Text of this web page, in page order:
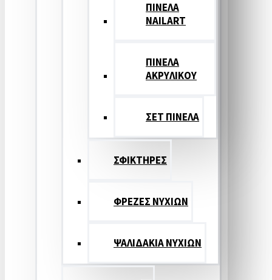
ΠΙΝΕΛΑ
NAILART
ΠΙΝΕΛΑ
ΑΚΡΥΛΙΚΟΥ
ΣΕΤ ΠΙΝΕΛA
ΣΦΙΚΤΗΡΕΣ
ΦΡΕΖΕΣ ΝΥΧΙΩΝ
ΨΑΛΙΔΑΚΙΑ ΝΥΧΙΩΝ